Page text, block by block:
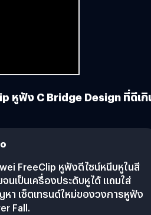
หูฟัง C Bridge Design ที่ดีเ
FreeClip หูฟังดีไซน์หนีบหูในสี
นเป็นเครื่องประดับหูได้ แถมใส่
า เซ็ตเทรนด์ใหม่ของวงการหูฟัง
Fall.